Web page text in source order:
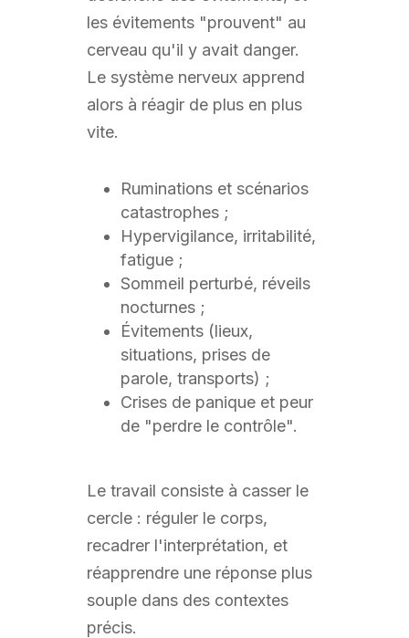
les évitements "prouvent" au
cerveau qu'il y avait danger.
Le système nerveux apprend
alors à réagir de plus en plus
vite.
Ruminations et scénarios
catastrophes ;
Hypervigilance, irritabilité,
fatigue ;
Sommeil perturbé, réveils
nocturnes ;
Évitements (lieux,
situations, prises de
parole, transports) ;
Crises de panique et peur
de "perdre le contrôle".
Le travail consiste à casser le
cercle : réguler le corps,
recadrer l'interprétation, et
réapprendre une réponse plus
souple dans des contextes
précis.